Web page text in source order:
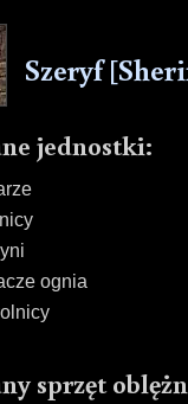
Szeryf
jednostki:
ognia
sprzęt